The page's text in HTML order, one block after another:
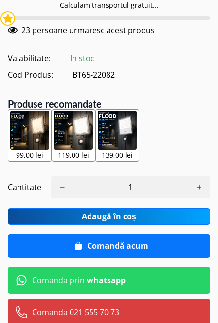
Calculam transportul gratuit...
23 persoane urmaresc acest produs
Valabilitate:
In stoc
Cod Produs:
BT65-22082
Produse recomandate
99,00 lei 119,00 lei 139,00 lei
Cantitate
Adaugă în coș
Comandă acum
Comanda prin whatsapp
Comanda 021 555 70 73